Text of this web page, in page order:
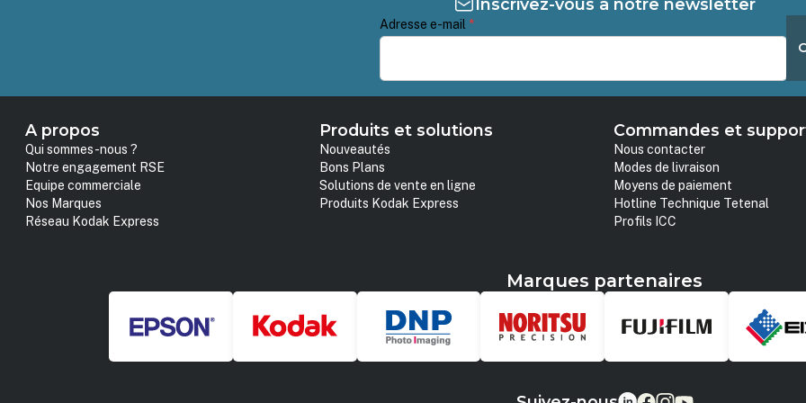
Inscrivez-vous à notre newsletter
Adresse e-mail *
A propos
Qui sommes-nous ?
Notre engagement RSE
Equipe commerciale
Nos Marques
Réseau Kodak Express
Produits et solutions
Nouveautés
Bons Plans
Solutions de vente en ligne
Produits Kodak Express
Commandes et
Nous contacter
Modes de livraison
Moyens de paiement
Hotline Technique Tetenal
Profils ICC
Marques partenaires